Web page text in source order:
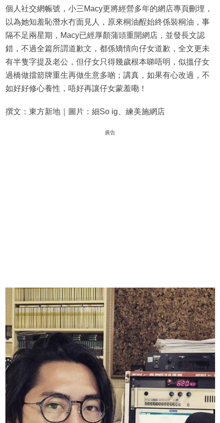
個人社交網帪號，小三Macy更將經營多年的網店專頁刪埋，
以為她知羞恥潛水冇面見人，原來桐油酲始終係裝桐油，事
隔不足兩星期，Macy已經厚顏蒲頭重開網店，並發長文認
錯，不過全篇所謂道歉文，都係矯情向仔女道歉，全文更未
有半隻字提及老公，但仔女只得幾歲根本睇唔明，似搵仔女
過橋做擋箭牌重生再做生意多啲；講真，如果有心改過，不
如好好修心養性，唔好再讓仔女蒙羞嘞！
撰文：東方新地｜圖片：細So ig、練美施網店
廣告